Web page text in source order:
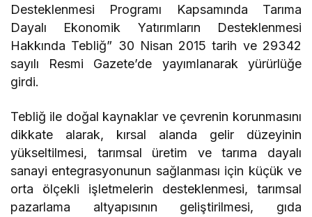
Desteklenmesi Programı Kapsamında Tarıma
Dayalı Ekonomik Yatırımların Desteklenmesi
Hakkında Tebliğ” 30 Nisan 2015 tarih ve 29342
sayılı Resmi Gazete’de yayımlanarak yürürlüğe
girdi.
Tebliğ ile doğal kaynaklar ve çevrenin korunmasını
dikkate alarak, kırsal alanda gelir düzeyinin
yükseltilmesi, tarımsal üretim ve tarıma dayalı
sanayi entegrasyonunun sağlanması için küçük ve
orta ölçekli işletmelerin desteklenmesi, tarımsal
pazarlama altyapısının geliştirilmesi, gıda